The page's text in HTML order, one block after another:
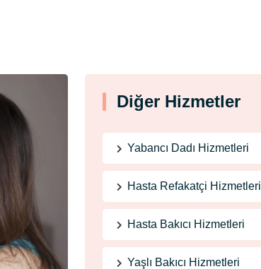
Diğer Hizmetler
Yabancı Dadı Hizmetleri
Hasta Refakatçi Hizmetleri
Hasta Bakıcı Hizmetleri
Yaşlı Bakıcı Hizmetleri